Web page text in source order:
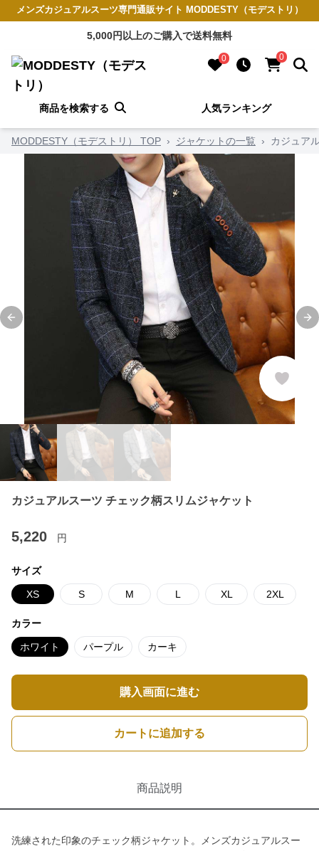
メンズカジュアルスーツ専門通販サイト MODDESTY（モデストリ）
5,000円以上のご購入で送料無料
0 0
商品を検索する 人気ランキング
MODDESTY（モデストリ） TOP › ジャケットの一覧 › カジュア
Previous slide
カジュアルスーツ チェック柄スリムジャケット
5,220 円
サイズ
XS S M L XL 2XL
カラー
ホワイト パープル カーキ
購入画面に進む
カートに追加する
商品説明
洗練された印象のチェック柄ジャケット。メンズカジュアルスー